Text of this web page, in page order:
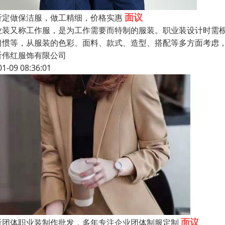
做保洁服，做工精细，价格实惠面议
又称工作服，是为工作需要而特制的服装。职业装设计时
等，从服装的色彩、面料、款式、造型、搭配等多方面考
红服饰有限公司
09 08:36:01
体职业装制作批发，多年专注企业团体制服定制 面议